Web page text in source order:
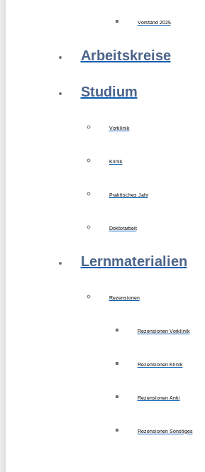
Vorstand 2025
Arbeitskreise
Studium
Vorklinik
Klinik
Praktisches Jahr
Doktorarbeit
Lernmaterialien
Rezensionen
Rezensionen Vorklinik
Rezensionen Klinik
Rezensionen Anki
Rezensionen Sonstiges